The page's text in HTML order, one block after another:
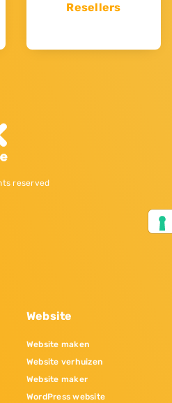
Resellers
reserved
Website
Website maken
Website verhuizen
Website maker
WordPress website